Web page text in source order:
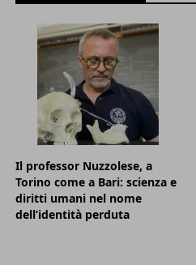
Il professor Nuzzolese, a
Torino come a Bari: scienza e
diritti umani nel nome
dell’identità perduta